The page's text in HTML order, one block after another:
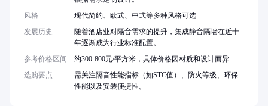
风格
现代简约、欧式、中式等多种风格可选
发展历史
随着酒店业对隔音需求的提升，集成静音隔墙在近十
年逐渐成为行业标准配置。
参考价格区间
约300-800元/平方米，具体价格因材质和设计而异
选购要点
需关注隔音性能指标（如STC值）、防火等级、环保
性能以及安装便捷性。